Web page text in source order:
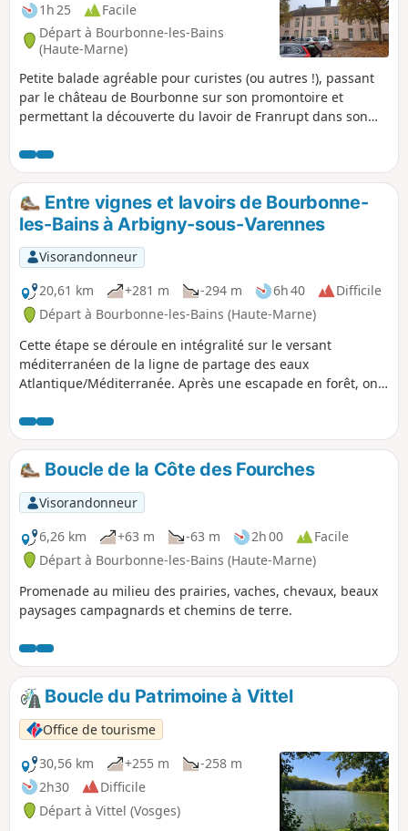
1h 25
Facile
Départ à Bourbonne-les-Bains
(Haute-Marne)
Petite balade agréable pour curistes (ou autres !), passant
par le château de Bourbonne sur son promontoire et
permettant la découverte du lavoir de Franrupt dans son
Entre vignes et lavoirs de Bourbonne-
les-Bains à Arbigny-sous-Varennes
Visorandonneur
20,61 km
+281 m -294 m 6h 40
Difficile
Départ à Bourbonne-les-Bains (Haute-Marne)
Cette étape se déroule en intégralité sur le versant
méditerranéen de la ligne de partage des eaux
Atlantique/Méditerranée. Après une escapade en forêt, on
premières vignes de notre périple ainsi qu'un marais. On
poursuit la découverte des lavoirs de Haute-Marne pour
terminer par un musée à ciel ouvert.
Boucle de la Côte des Fourches
Visorandonneur
6,26 km
+63 m -63 m 2h 00
Facile
Départ à Bourbonne-les-Bains (Haute-Marne)
Promenade au milieu des prairies, vaches, chevaux, beaux
paysages campagnards et chemins de terre.
Boucle du Patrimoine à Vittel
Office de tourisme
30,56 km
+255 m
-258 m
2h30
Difficile
Départ à Vittel (Vosges)